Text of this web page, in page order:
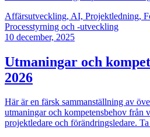
Affärsutveckling, AI, Projektledning,
Processtyrning och -utveckling
10 december, 2025
Utmaningar och
2026
Här är en färsk sammanställning av
utmaningar och kompetensbehov från
projektledare och förändringsledare.